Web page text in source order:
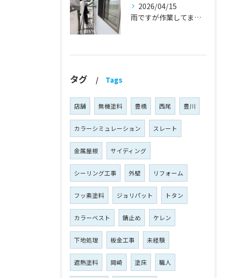
2026/04/15
雨ですが作業してます！『蒲郡市・岡崎市 外壁塗装・屋根塗装・雨漏り修理』
タグ Tags
店舗 無機塗料 豊橋 西尾 豊川
カラーシミュレーション スレート
金属屋根 サイディング
シーリング工事 外壁 リフォーム
フッ素塗料 ジョリパット トタン
カラーベスト 錆止め ケレン
下地処理 板金工事 未経験
遮熱塗料 岡崎 塗床 職人